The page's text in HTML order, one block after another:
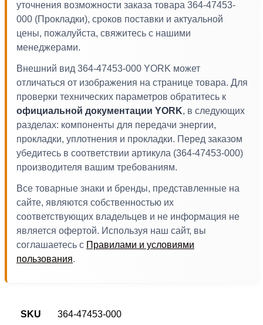
уточнения возможности заказа товара 364-47453-
000 (Прокладки), сроков поставки и актуальной
цены, пожалуйста, свяжитесь с нашими
менеджерами.
Внешний вид 364-47453-000 YORK может
отличаться от изображения на странице товара. Для
проверки технических параметров обратитесь к
официальной документации YORK, в следующих
разделах: компоненты для передачи энергии,
прокладки, уплотнения и прокладки. Перед заказом
убедитесь в соответствии артикула (364-47453-000)
производителя вашим требованиям.
Все товарные знаки и бренды, представленные на
сайте, являются собственностью их
соответствующих владельцев и не информация не
является офертой. Используя наш сайт, вы
соглашаетесь с Правилами и условиями
пользования.
SKU 364-47453-000